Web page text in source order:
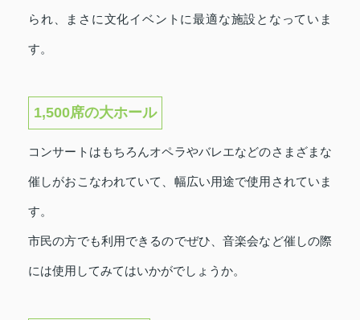
られ、まさに文化イベントに最適な施設となっていま
す。
1,500席の大ホール
コンサートはもちろんオペラやバレエなどのさまざまな
催しがおこなわれていて、幅広い用途で使用されていま
す。
市民の方でも利用できるのでぜひ、音楽会など催しの際
には使用してみてはいかがでしょうか。